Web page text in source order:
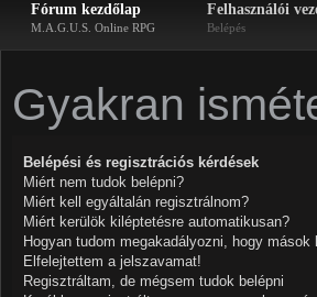
Fórum kezdőlap
M.A.G.U.S. Online RPG
Felhasználói
Belépés
Gyakran
Belépési és regisztrációs kérdések
Miért nem tudok belépni?
Miért kell egyáltalán regisztrálnom?
Miért kerülök kiléptetésre automatikusan?
Hogyan tudom megakadályozni, hogy
Elfelejtettem a jelszavamat!
Regisztráltam, de mégsem tudok belépni